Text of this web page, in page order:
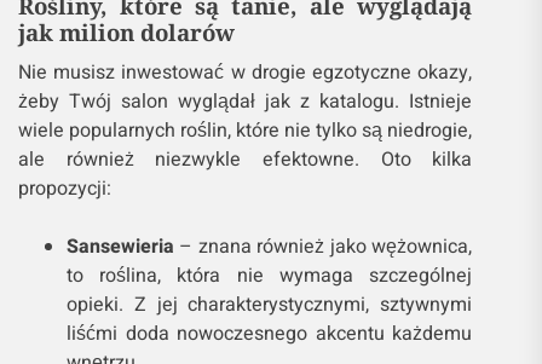
koncentrację. A do tego – rośliny wprowadzają do
salonu naturalny, ciepły charakter, który idealnie
komponuje się z różnymi stylami wnętrz. Takie
proste zmiany potrafią zdziałać cuda!
Rośliny, które są tanie, ale wyglądają
jak milion dolarów
żeby Twój salon wyglądał jak z katalogu. Istnieje
wiele popularnych roślin, które nie tylko są niedrogie,
ale również niezwykle efektowne. Oto kilka
propozycji: